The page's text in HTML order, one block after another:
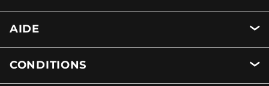
AIDE
CONDITIONS